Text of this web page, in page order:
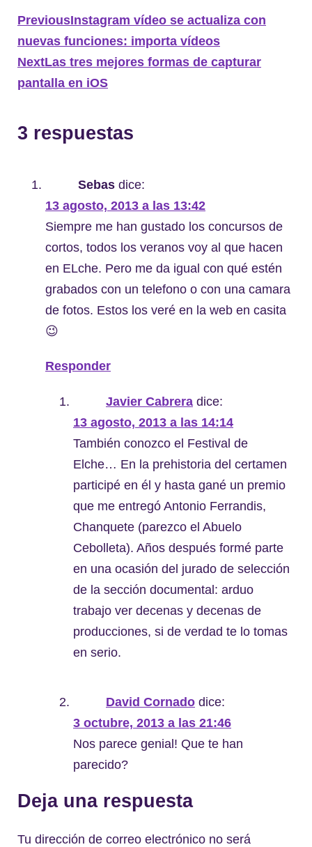
PreviousInstagram vídeo se actualiza con
nuevas funciones: importa vídeos
NextLas tres mejores formas de capturar
pantalla en iOS
3 respuestas
Sebas dice:
13 agosto, 2013 a las 13:42
Siempre me han gustado los concursos de
cortos, todos los veranos voy al que hacen
en ELche. Pero me da igual con qué estén
grabados con un telefono o con una camara
de fotos. Estos los veré en la web en casita
😉
Responder
Javier Cabrera dice:
13 agosto, 2013 a las 14:14
También conozco el Festival de
Elche… En la prehistoria del certamen
participé en él y hasta gané un premio
que me entregó Antonio Ferrandis,
Chanquete (parezco el Abuelo
Cebolleta). Años después formé parte
en una ocasión del jurado de selección
de la sección documental: arduo
trabajo ver decenas y decenas de
producciones, si de verdad te lo tomas
en serio.
David Cornado dice:
3 octubre, 2013 a las 21:46
Nos parece genial! Que te han
parecido?
Deja una respuesta
Tu dirección de correo electrónico no será